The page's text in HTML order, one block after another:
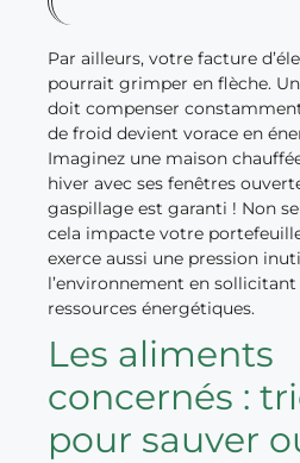
Par ailleurs, votre facture
pourrait grimper en flèche.
doit compenser
de froid devient vorace en
Imaginez une maison
hiver avec ses fenêtres
gaspillage est garanti ! Non
cela impacte votre
exerce aussi une pression
l’environnement en sollicitant
ressources énergétiques.
Les aliments
concernés :
pour sauver